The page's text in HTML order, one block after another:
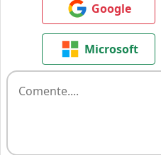
Google
Microsoft